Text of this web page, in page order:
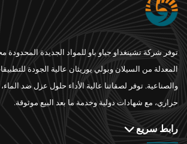
توفر شركة تشينغداو جياو باو للمواد الجديدة المحدودة
المعدلة من السيلان وبولي يوريثان عالية الجودة
والصناعية. توفر لصقاتنا عالية الأداء حلول عزل ضد
حراري، مع شهادات دولية وخدمة ما بعد البيع موثوقة.
رابط سريع